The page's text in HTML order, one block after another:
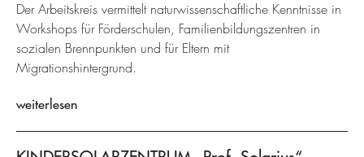
Der Arbeitskreis vermittelt naturwissenschaftliche Kenntnisse in
Workshops für Förderschulen, Familienbildungszentren in
sozialen Brennpunkten und für Eltern mit
Migrationshintergrund.
weiterlesen